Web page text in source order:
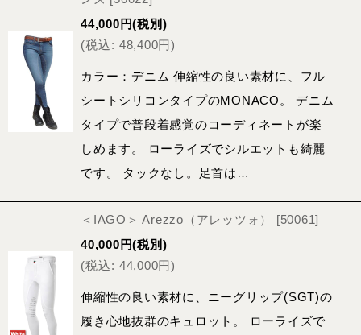
44,000 円(税別)
(税込: 48,400円)
カラー：デニム 伸縮性の良い素材に、フル
シートシリコンタイプのMONACO。 デニム
タイプで普段着感覚のコーディネートが楽
しめます。 ローライズでシルエットも綺麗
です。 タックなし。足首は…
＜IAGO＞ Arezzo（アレッツォ） [50061]
40,000 円(税別)
(税込: 44,000円)
伸縮性の良い素材に、ニーグリップ(SGT)の
履き心地抜群のキュロット。 ローライズで